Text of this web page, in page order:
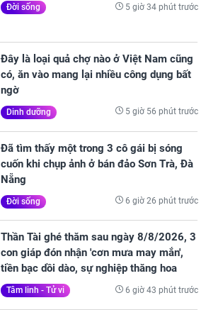
Đời sống 5 giờ 34 phút trước
Đây là loại quả chợ nào ở Việt Nam cũng
có, ăn vào mang lại nhiều công dụng bất
ngờ
Dinh dưỡng 5 giờ 56 phút trước
Đã tìm thấy một trong 3 cô gái bị sóng
cuốn khi chụp ảnh ở bán đảo Sơn Trà, Đà
Nẵng
Đời sống 6 giờ 26 phút trước
Thần Tài ghé thăm sau ngày 8/8/2026, 3
con giáp đón nhận 'cơn mưa may mắn',
tiền bạc dồi dào, sự nghiệp thăng hoa
Tâm linh - Tử vi 6 giờ 43 phút trước